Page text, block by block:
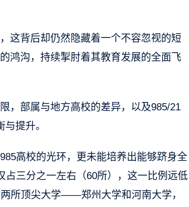
这背后却仍然隐藏着一个不容忽视的短
鸿沟，持续掣肘着其教育发展的全面飞
，部属与地方高校的差异，以及985/21
提升。
高校的光环，更未能培养出能够跻身全
占三分之一左右（60所），这一比例远低
所顶尖大学——郑州大学和河南大学，